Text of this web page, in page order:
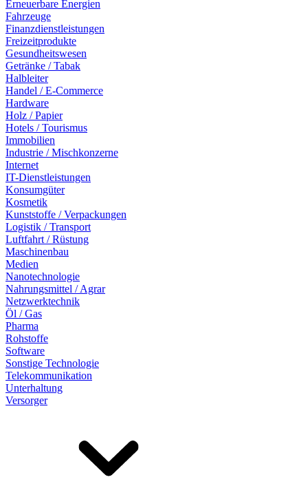
Erneuerbare Energien
Fahrzeuge
Finanzdienstleistungen
Freizeitprodukte
Gesundheitswesen
Getränke / Tabak
Halbleiter
Handel / E-Commerce
Hardware
Holz / Papier
Hotels / Tourismus
Immobilien
Industrie / Mischkonzerne
Internet
IT-Dienstleistungen
Konsumgüter
Kosmetik
Kunststoffe / Verpackungen
Logistik / Transport
Luftfahrt / Rüstung
Maschinenbau
Medien
Nanotechnologie
Nahrungsmittel / Agrar
Netzwerktechnik
Öl / Gas
Pharma
Rohstoffe
Software
Sonstige Technologie
Telekommunikation
Unterhaltung
Versorger